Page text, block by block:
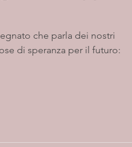
che parla dei nostri
di speranza per il futuro: